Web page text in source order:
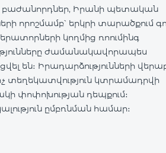
բաժանորդներ, Իրանի պետական
որոշմամբ՝ երկրի տարածքում
կողմից ռոումինգ
ժամանակավորապես
են։ Իրադարձությունների
տեղեկատվություն կտրամադրվի
փոփոխության դեպքում։
ըմբռնման համար։